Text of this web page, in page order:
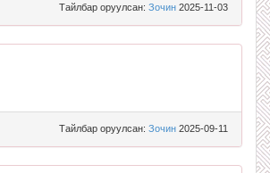
Тайлбар оруулсан: Зочин 2025-11-03
Тайлбар оруулсан: Зочин 2025-09-11